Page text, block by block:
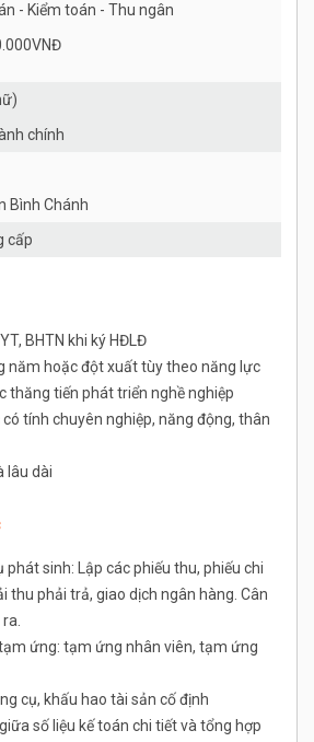
- Kiểm toán - Thu ngân
chính
Bình Chánh
cấp
BHTN khi ký HĐLĐ
năm hoặc đột xuất tùy theo năng lực
thăng tiến phát triển nghề nghiệp
tính chuyên nghiệp, năng động, thân
lâu dài
phát sinh: Lập các phiếu thu, phiếu chi
thu phải trả, giao dịch ngân hàng. Cân
ứng: tạm ứng nhân viên, tạm ứng
cụ, khấu hao tài sản cố định
số liệu kế toán chi tiết và tổng hợp